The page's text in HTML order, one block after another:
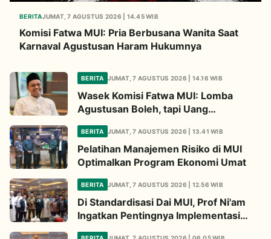
BERITAJUMAT, 7 AGUSTUS 2026 | 14.45 WIB
Komisi Fatwa MUI: Pria Berbusana Wanita Saat
Karnaval Agustusan Haram Hukumnya
BERITA JUMAT, 7 AGUSTUS 2026 | 14.16 WIB
Wasek Komisi Fatwa MUI: Lomba
Agustusan Boleh, tapi Uang
Pendaftaran untuk Hadiah Haram
Hukumnya
BERITA JUMAT, 7 AGUSTUS 2026 | 13.41 WIB
Pelatihan Manajemen Risiko di MUI
Optimalkan Program Ekonomi Umat
BERITA JUMAT, 7 AGUSTUS 2026 | 12.56 WIB
Di Standardisasi Dai MUI, Prof Ni'am
Ingatkan Pentingnya Implementasi
Fatwa Soal Palestina